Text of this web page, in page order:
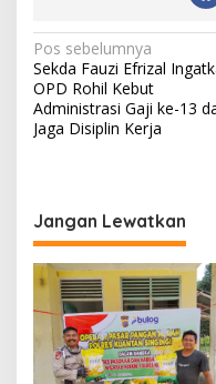
N
a
v
i
a
s
i
p
o
s
Pos sebelumnya
Sekda Fauzi Efrizal
OPD Rohil Kebut
Administrasi Gaji ke-13
Jaga Disiplin Kerja
Jangan Lewatkan